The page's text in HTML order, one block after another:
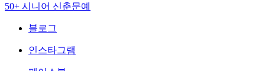
50+ 시니어 신춘문예
블로그
인스타그램